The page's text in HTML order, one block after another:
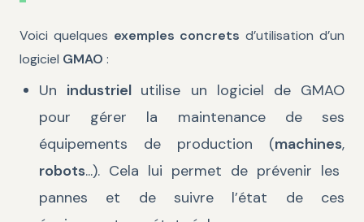
Voici quelques exemples concretsd’utilisation d’un
logiciel GMAO :
Un industriel utilise un logiciel de GMAO
pour gérer la maintenance de ses
équipements de production (machines,
robots...). Cela lui permet de prévenir les
pannes et de suivre l’état de ces